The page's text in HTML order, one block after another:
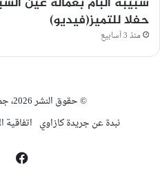
حفلا للتميز(فيديو)
منذ 3 أسابيع
© حقوق النشر 2026، جميع الحقوق محفوظة
نبدة عن جريدة كازاوي اتفاقية